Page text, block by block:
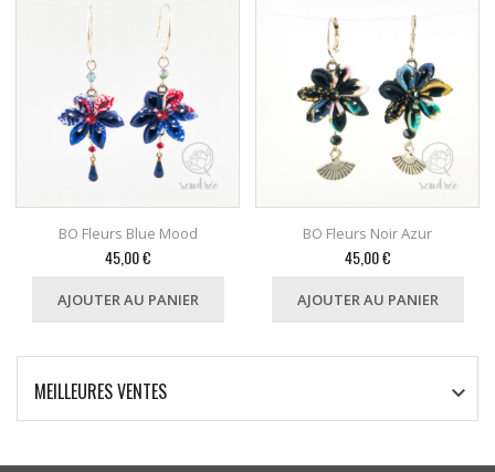
BO Fleurs Blue Mood
Prix
45,00 €
AJOUTER AU PANIER
BO Fleurs Noir Azur
Prix
45,00 €
AJOUTER AU PANIER
MEILLEURES VENTES 